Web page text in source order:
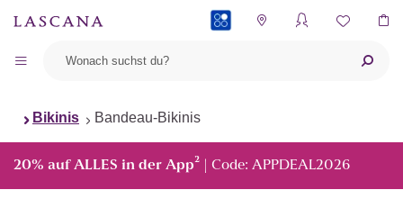
Bikinis Bandeau-Bikinis
20% auf ALLES in der App² | Code: APPDEAL2026